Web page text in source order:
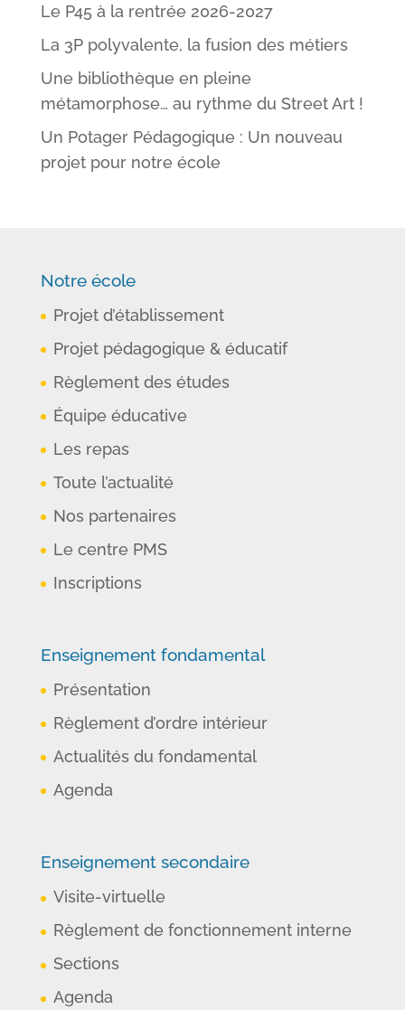
Le P45 à la rentrée 2026-2027
La 3P polyvalente, la fusion des métiers
Une bibliothèque en pleine
métamorphose… au rythme du Street Art !
Un Potager Pédagogique : Un nouveau
projet pour notre école
Notre école
Projet d’établissement
Projet pédagogique & éducatif
Règlement des études
Équipe éducative
Les repas
Toute l’actualité
Nos partenaires
Le centre PMS
Inscriptions
Enseignement fondamental
Présentation
Règlement d’ordre intérieur
Actualités du fondamental
Agenda
Enseignement secondaire
Visite-virtuelle
Règlement de fonctionnement interne
Sections
Agenda